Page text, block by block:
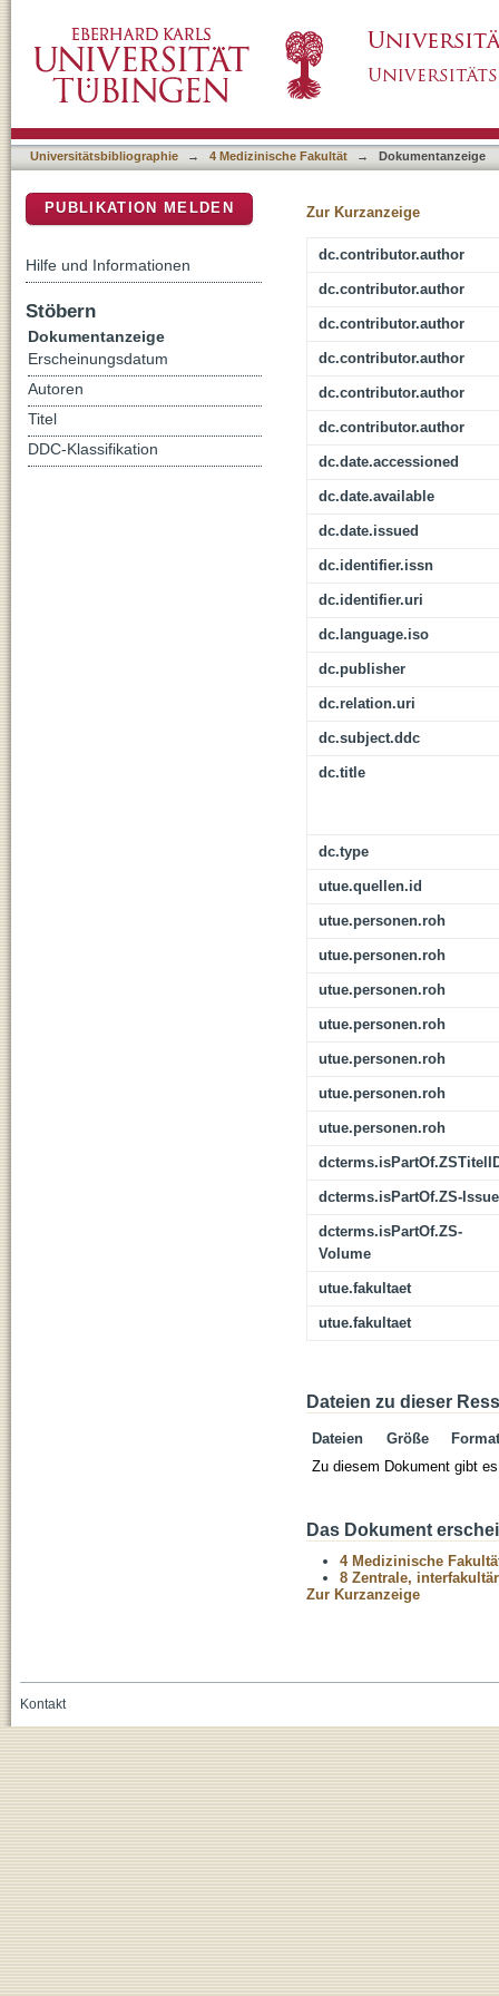
becoming a physician: A scoping review
Universitätsbibliographie → 4 Medizinische Fakultät → Dokumentanzeige
Zur Kurzanzeige
dc.contributor.author
dc.contributor.author
dc.contributor.author
dc.contributor.author
dc.contributor.author
dc.contributor.author
dc.date.accessioned
dc.date.available
dc.date.issued
dc.identifier.issn
dc.identifier.uri
dc.language.iso
dc.publisher
dc.relation.uri
dc.subject.ddc
dc.title
dc.type
utue.quellen.id
utue.personen.roh
utue.personen.roh
utue.personen.roh
utue.personen.roh
utue.personen.roh
utue.personen.roh
utue.personen.roh
dcterms.isPartOf.ZS-Issue
dcterms.isPartOf.ZS-
Volume
utue.fakultaet
utue.fakultaet
Dateien zu dieser
Dateien Größe
Format
Zu diesem Dokument gibt
Das Dokument
4 Medizinische
8 Zentrale,
Zur Kurzanzeige
PUBLIKATION MELDEN
Hilfe und Informationen
Stöbern
Dokumentanzeige
Erscheinungsdatum
Autoren
Titel
DDC-Klassifikation
Kontakt